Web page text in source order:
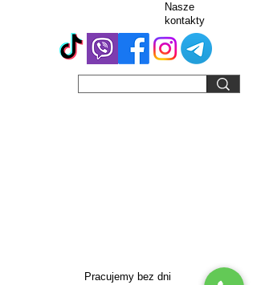
Nasze
kontakty
Pracujemy bez dni